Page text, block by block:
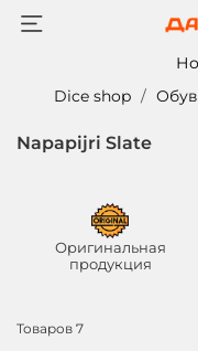
Dice shop
Napapijri Slate
Оригинальная
продукция
Товаров 7